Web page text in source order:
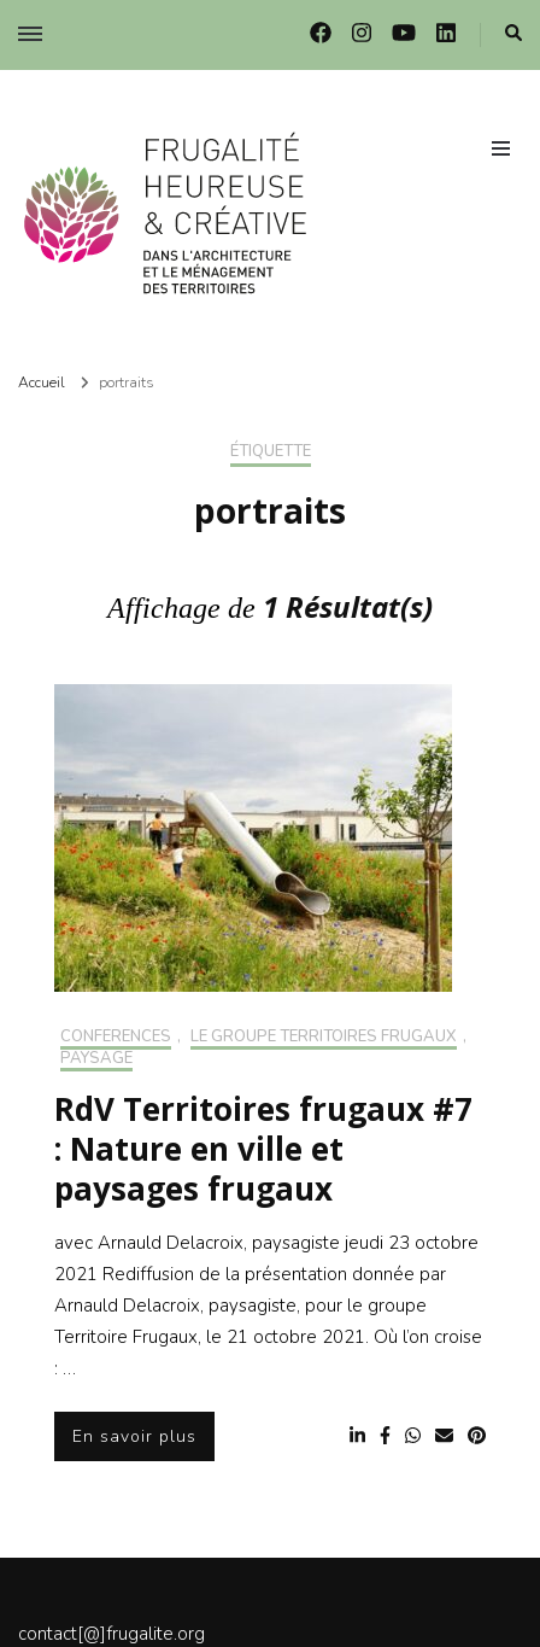
Frugalité dans l'architecture et le ménagement des territoires
Accueil portraits
ÉTIQUETTE
portraits
Affichage de 1 Résultat(s)
CONFÉRENCES , LE GROUPE TERRITOIRES FRUGAUX ,
PAYSAGE
RdV Territoires frugaux #7
: Nature en ville et
paysages frugaux
avec Arnauld Delacroix, paysagiste jeudi 23 octobre
2021 Rediffusion de la présentation donnée par
Arnauld Delacroix, paysagiste, pour le groupe
Territoire Frugaux, le 21 octobre 2021. Où l’on croise
: …
En savoir plus
contact[@]frugalite.org